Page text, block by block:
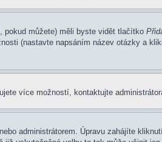
pokud můžete) měli byste vidět tlačítko
(nastavte napsáním název otázky a
více možností, kontaktujte
administrátorem. Úpravu zahájíte